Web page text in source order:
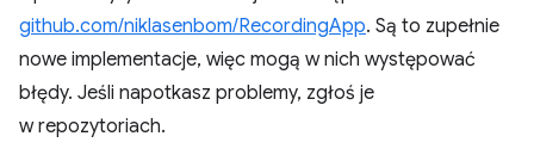
github.com/niklasenbom/RecordingApp. Są to zupełnie
nowe implementacje, więc mogą w nich występować
błędy. Jeśli napotkasz problemy, zgłoś je
w repozytoriach.